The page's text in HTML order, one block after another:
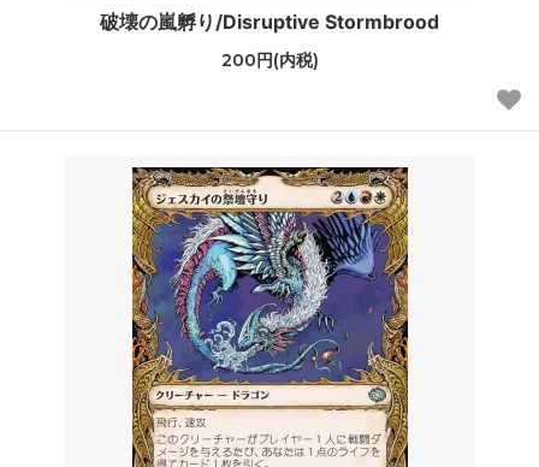
破壊の嵐孵り/Disruptive Stormbrood
200円(内税)